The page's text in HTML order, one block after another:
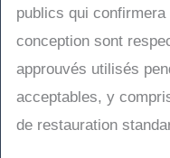
publics qui
conception sont
approuvés utilisés
acceptables, y
de restauration